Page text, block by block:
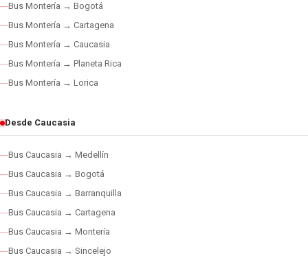
Bus Montería → Bogotá
Bus Montería → Cartagena
Bus Montería → Caucasia
Bus Montería → Planeta Rica
Bus Montería → Lorica
Desde Caucasia
Bus Caucasia → Medellín
Bus Caucasia → Bogotá
Bus Caucasia → Barranquilla
Bus Caucasia → Cartagena
Bus Caucasia → Montería
Bus Caucasia → Sincelejo